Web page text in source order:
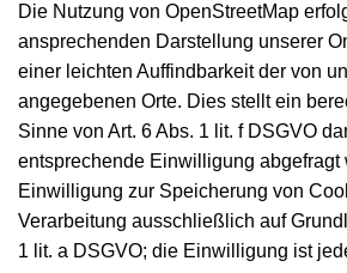
Die Nutzung von OpenStreetMap
ansprechenden Darstellung unserer
einer leichten Auffindbarkeit der von
angegebenen Orte. Dies stellt ein
Sinne von Art. 6 Abs. 1 lit. f DSGVO
entsprechende Einwilligung abgefragt
Einwilligung zur Speicherung von
Verarbeitung ausschließlich auf
1 lit. a DSGVO; die Einwilligung ist